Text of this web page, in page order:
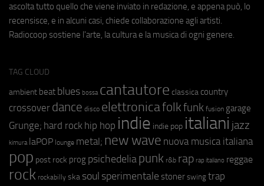
ascolta tutto quello che viene inviato in redazione, e appena può, lo
recensisce, e in alcuni casi, chiede collaborazione agli artisti.
Radiocoop sostiene l'arte, la cultura e la musica di ogni genere.
TAG CLOUD
ambient beat blues bossa cantautore classica country
crossover dance disco elettronicafolkfunk fusion garage
Grunge; hard rock hip hop indie indie pop italiani jazz
kimura laPOP lounge metal; new wave nuova musica italiana
pop post rock prog psichedeliapunk r&b rap rap italiano reggae
rock rockabilly ska soul sperimentale stoner swing trap